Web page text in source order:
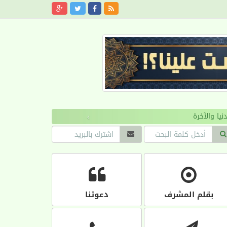
›
بقلم المشرف دعوتنا